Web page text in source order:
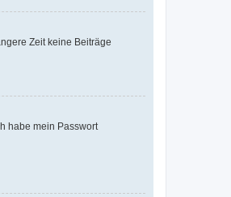
Zeit keine Beiträge
habe mein Passwort